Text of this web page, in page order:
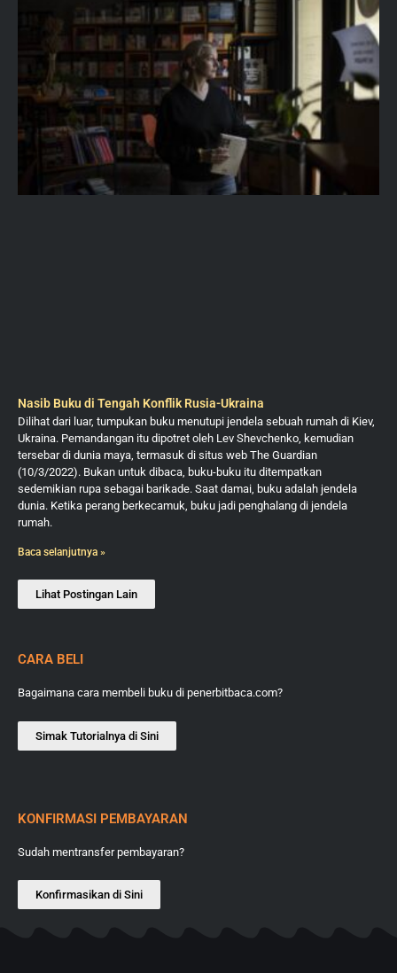
Nasib Buku di Tengah Konflik Rusia-Ukraina
Dilihat dari luar, tumpukan buku menutupi jendela sebuah rumah di Kiev,
Ukraina. Pemandangan itu dipotret oleh Lev Shevchenko, kemudian
tersebar di dunia maya, termasuk di situs web The Guardian
(10/3/2022). Bukan untuk dibaca, buku-buku itu ditempatkan
sedemikian rupa sebagai barikade. Saat damai, buku adalah jendela
dunia. Ketika perang berkecamuk, buku jadi penghalang di jendela
rumah.
Baca selanjutnya »
Lihat Postingan Lain
CARA BELI
Bagaimana cara membeli buku di penerbitbaca.com?
Simak Tutorialnya di Sini
KONFIRMASI PEMBAYARAN
Sudah mentransfer pembayaran?
Konfirmasikan di Sini